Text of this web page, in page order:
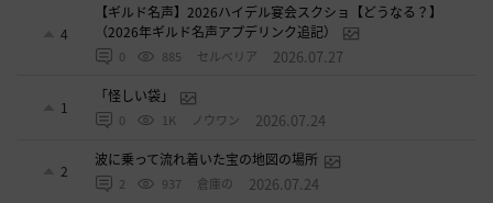
4
【ギルド名声】2026ハイデル宴会スクショ【どうなる？】
（2026年ギルド名声アプデリンク追記）
0 885 セルベリア 2026.07.27
1
「怪しい袋」
0 1K ノウワン 2026.07.24
2
波に乗って流れ着いた宝の地図の場所
2 937 倉庫の 2026.07.24